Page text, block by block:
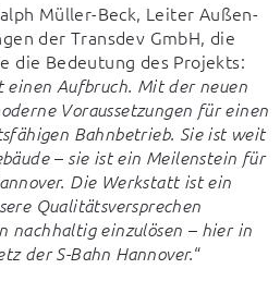
Müller-Beck, Leiter Außen-
der Transdev GmbH, die
die Bedeutung des Projekts:
einen Aufbruch. Mit der neuen
Voraussetzungen für einen
Bahnbetrieb. Sie ist weit
– sie ist ein Meilenstein für
Die Werkstatt ist ein
Qualitätsversprechen
nachhaltig einzulösen – hier in
der S-Bahn Hannover.“